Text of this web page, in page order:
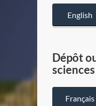
English
Dépôt
Français